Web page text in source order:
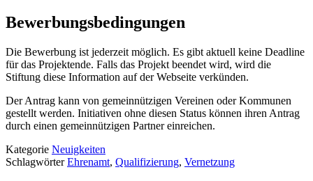
Bewerbungsbedingungen
Die Bewerbung ist jederzeit möglich. Es gibt aktuell keine Deadline
für das Projektende. Falls das Projekt beendet wird, wird die
Stiftung diese Information auf der Webseite verkünden.
Der Antrag kann von gemeinnützigen Vereinen oder Kommunen
gestellt werden. Initiativen ohne diesen Status können ihren Antrag
durch einen gemeinnützigen Partner einreichen.
Kategorie Neuigkeiten
SchlagwörterEhrenamt, Qualifizierung, Vernetzung